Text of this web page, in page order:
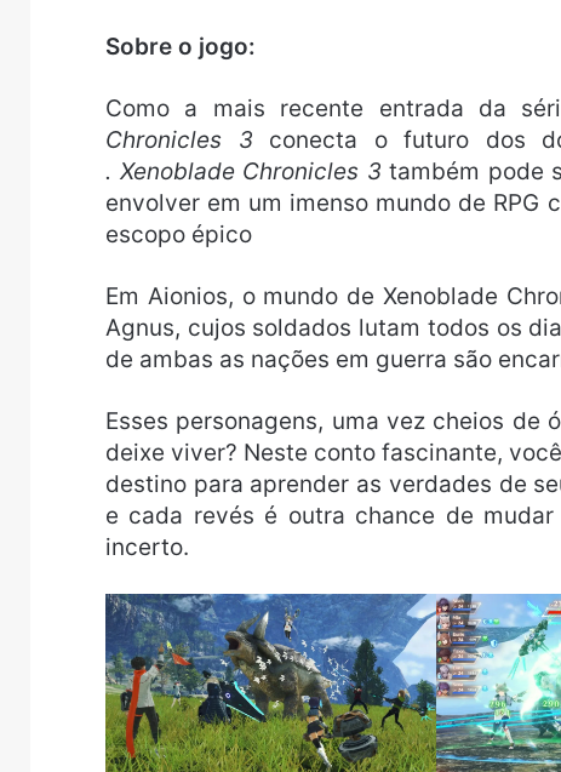
Sobre o jogo:
Como a mais recente entrada da
Chronicles 3 conecta o futuro dos
. Xenoblade Chronicles 3 também pode
envolver em um imenso mundo de RPG
escopo épico
Em Aionios, o mundo de Xenoblade
Agnus, cujos soldados lutam todos os
de ambas as nações em guerra são
Esses personagens, uma vez cheios de
deixe viver? Neste conto fascinante,
destino para aprender as verdades de
e cada revés é outra chance de
incerto.